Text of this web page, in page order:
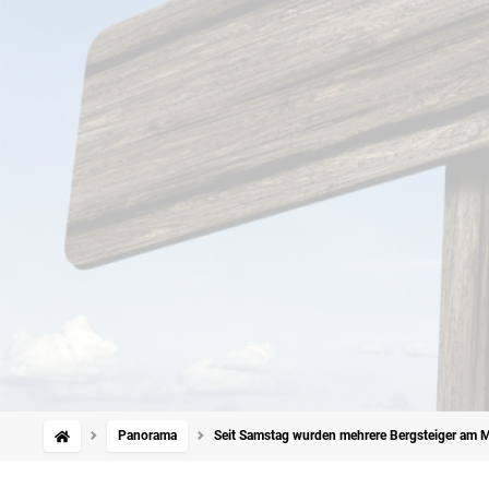
Panorama Seit Samstag wurden mehrere Bergsteiger